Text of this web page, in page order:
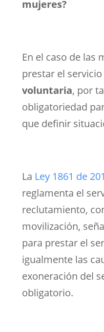
mujeres?
En el caso de las
prestar el
voluntaria, por
obligatoriedad
que definir
La Ley 1861 de
reglamenta el
reclutamiento,
movilización,
para prestar el
igualmente las
exoneración del
obligatorio.